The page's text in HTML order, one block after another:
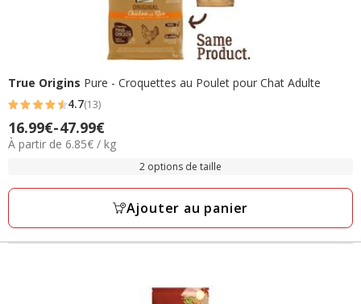
True Origins Pure - Croquettes au Poulet pour Chat Adulte
4.7
étoiles
avec
avis
4.7(13)
Prix
de
à
16.99€-47.99€
6.85€
À partir de 6.85€ / kg
2 options de taille
Ajouter au panier